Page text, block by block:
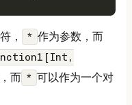
， * 作为参数，而
而 * 可以作为一个对